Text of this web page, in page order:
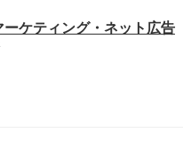
ケティング・ネット広告